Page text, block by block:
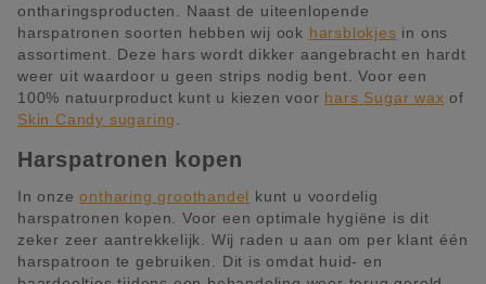
ontharingsproducten. Naast de uiteenlopende
harspatronen soorten hebben wij ook harsblokjes in ons
assortiment. Deze hars wordt dikker aangebracht en hardt
weer uit waardoor u geen strips nodig bent. Voor een
100% natuurproduct kunt u kiezen voor hars Sugar wax of
Skin Candy sugaring
Harspatronen kopen
In onzeontharing groothandel kunt u voordelig
harspatronen kopen. Voor een optimale hygiëne is dit
zeker zeer aantrekkelijk. Wij raden u aan om per klant één
harspatroon te gebruiken. Dit is omdat huid- en